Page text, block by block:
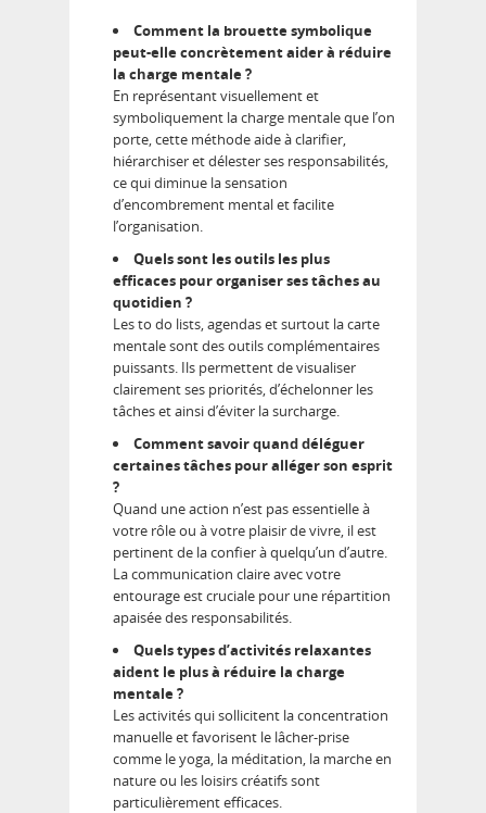
Comment la brouette symbolique
peut-elle concrètement aider à réduire
la charge mentale ?
En représentant visuellement et
symboliquement la charge mentale que l’on
porte, cette méthode aide à clarifier,
hiérarchiser et délester ses responsabilités,
ce qui diminue la sensation
d’encombrement mental et facilite
l’organisation.
Quels sont les outils les plus
efficaces pour organiser ses tâches au
quotidien ?
Les to do lists, agendas et surtout la carte
mentale sont des outils complémentaires
puissants. Ils permettent de visualiser
clairement ses priorités, d’échelonner les
tâches et ainsi d’éviter la surcharge.
Comment savoir quand déléguer
certaines tâches pour alléger son esprit
?
Quand une action n’est pas essentielle à
votre rôle ou à votre plaisir de vivre, il est
pertinent de la confier à quelqu’un d’autre.
La communication claire avec votre
entourage est cruciale pour une répartition
apaisée des responsabilités.
Quels types d’activités relaxantes
aident le plus à réduire la charge
mentale ?
Les activités qui sollicitent la concentration
manuelle et favorisent le lâcher-prise
comme le yoga, la méditation, la marche en
nature ou les loisirs créatifs sont
particulièrement efficaces.